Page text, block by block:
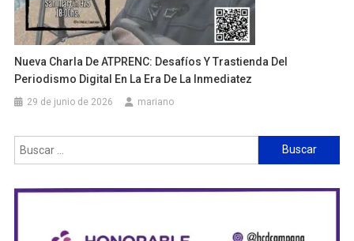
Nueva Charla De ATPRENC: Desafíos Y Trastienda Del
Periodismo Digital En La Era De La Inmediatez
29 de junio de 2026 mariano
Buscar: